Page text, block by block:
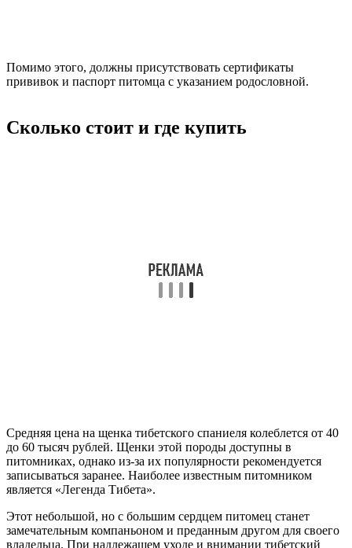
Помимо этого, должны присутствовать сертификаты
прививок и паспорт питомца с указанием родословной.
Сколько стоит и где купить
Средняя цена на щенка тибетского спаниеля колеблется от 40
до 60 тысяч рублей. Щенки этой породы доступны в
питомниках, однако из-за их популярности рекомендуется
записываться заранее. Наиболее известным питомником
является «Легенда Тибета».
Этот небольшой, но с большим сердцем питомец станет
замечательным компаньоном и преданным другом для своего
владельца. При надлежащем уходе и внимании тибетский